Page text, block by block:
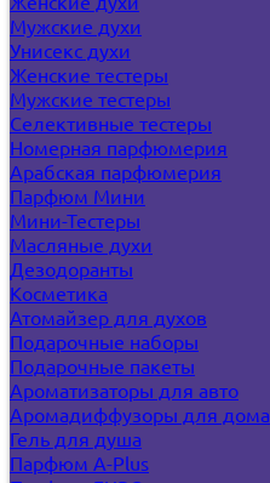
Мужские духи
Унисекс духи
Женские тестеры
Мужские тестеры
Селективные тестеры
Номерная парфюмерия
Арабская парфюмерия
Парфюм Мини
Мини-Тестеры
Масляные духи
Дезодоранты
Косметика
Атомайзер для духов
Подарочные наборы
Подарочные пакеты
Ароматизаторы для авто
Аромадиффузоры для дома
Гель для душа
Парфюм A-Plus